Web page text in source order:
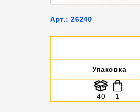
Арт.: 26240
Упаковка
40 1